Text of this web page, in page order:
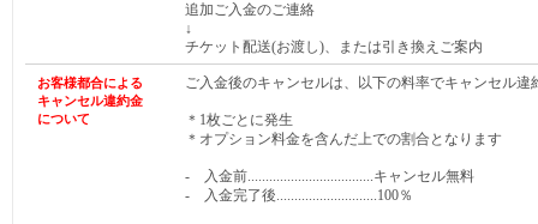
追加ご入金のご連絡
↓
チケット配送(お渡し)、または引き換えご案内
お客様都合による
キャンセル違約金
について
ご入金後のキャンセルは、以下の料率でキャンセル違
＊1枚ごとに発生
＊オプション料金を含んだ上での割合となります
- 入金前...................................キャンセル無料
- 入金完了後............................100％